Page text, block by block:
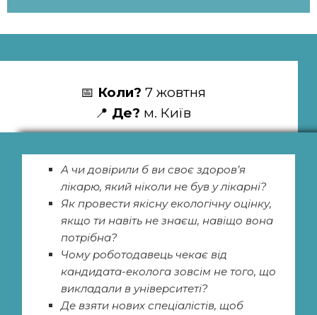
📅 Коли? 7 жовтня
📍 Де? м. Київ
А чи довірили б ви своє здоров’я
лікарю, який ніколи не був у лікарні?
Як провести якісну екологічну оцінку,
якщо ти навіть не знаєш, навіщо вона
потрібна?
Чому роботодавець чекає від
кандидата-еколога зовсім не того, що
викладали в університеті?
Де взяти нових спеціалістів, щоб